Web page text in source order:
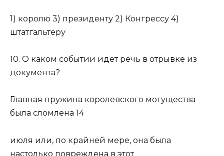
1) королю 3) президенту 2) Конгрессу 4)
штатгальтеру
10. О каком событии идет речь в отрывке из
документа?
Главная пружина королевского могущества
была сломлена 14
июля или, по крайней мере, она была
настолько повреждена в этот